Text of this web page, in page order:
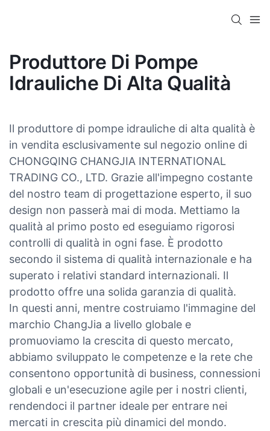
Produttore Di Pompe
Idrauliche Di Alta Qualità
Il produttore di pompe idrauliche di alta qualità è
in vendita esclusivamente sul negozio online di
CHONGQING CHANGJIA INTERNATIONAL
TRADING CO., LTD. Grazie all'impegno costante
del nostro team di progettazione esperto, il suo
design non passerà mai di moda. Mettiamo la
qualità al primo posto ed eseguiamo rigorosi
controlli di qualità in ogni fase. È prodotto
secondo il sistema di qualità internazionale e ha
superato i relativi standard internazionali. Il
prodotto offre una solida garanzia di qualità.
In questi anni, mentre costruiamo l'immagine del
marchio ChangJia a livello globale e
promuoviamo la crescita di questo mercato,
abbiamo sviluppato le competenze e la rete che
consentono opportunità di business, connessioni
globali e un'esecuzione agile per i nostri clienti,
rendendoci il partner ideale per entrare nei
mercati in crescita più dinamici del mondo.